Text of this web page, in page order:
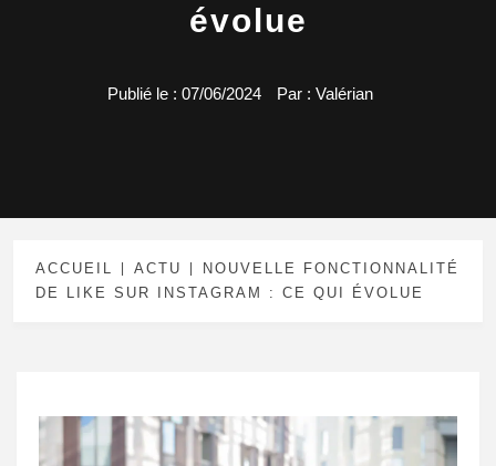
évolue
Publié le : 07/06/2024 Par : Valérian
ACCUEIL ACTU
NOUVELLE FONCTIONNALITÉ
DE LIKE SUR INSTAGRAM : CE QUI ÉVOLUE